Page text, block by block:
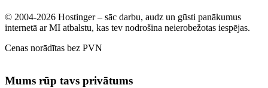
© 2004-2026 Hostinger – sāc darbu, audz un gūsti panākumus
internetā ar MI atbalstu, kas tev nodrošina neierobežotas iespējas.
Cenas norādītas bez PVN
Mums rūp tavs privātums